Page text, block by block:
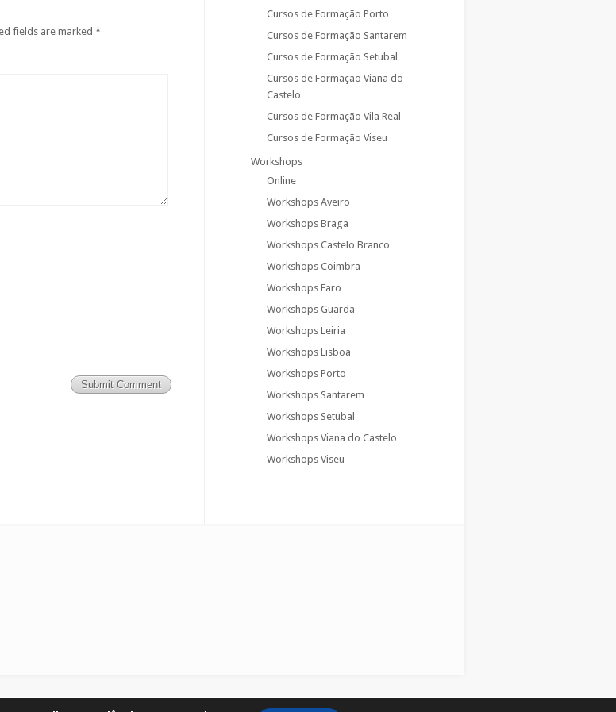
fields are marked *
Cursos de Formação Porto
Cursos de Formação Santarem
Cursos de Formação Setubal
Cursos de Formação Viana do
Castelo
Cursos de Formação Vila Real
Cursos de Formação Viseu
Workshops
Online
Workshops Aveiro
Workshops Braga
Workshops Castelo Branco
Workshops Coimbra
Workshops Faro
Workshops Guarda
Workshops Leiria
Workshops Lisboa
Workshops Porto
Workshops Santarem
Workshops Setubal
Workshops Viana do Castelo
Workshops Viseu